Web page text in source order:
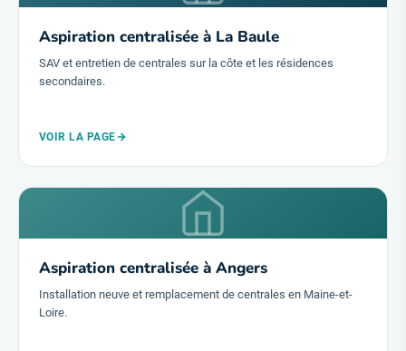
Aspiration centralisée à La Baule
SAV et entretien de centrales sur la côte et les résidences
secondaires.
VOIR LA PAGE
Aspiration centralisée à Angers
Installation neuve et remplacement de centrales en Maine-et-
Loire.